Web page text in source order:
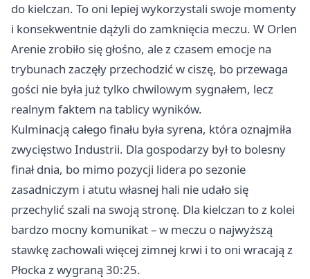
do kielczan. To oni lepiej wykorzystali swoje momenty
i konsekwentnie dążyli do zamknięcia meczu. W Orlen
Arenie zrobiło się głośno, ale z czasem emocje na
trybunach zaczęły przechodzić w ciszę, bo przewaga
gości nie była już tylko chwilowym sygnałem, lecz
realnym faktem na tablicy wyników.
Kulminacją całego finału była syrena, która oznajmiła
zwycięstwo Industrii. Dla gospodarzy był to bolesny
finał dnia, bo mimo pozycji lidera po sezonie
zasadniczym i atutu własnej hali nie udało się
przechylić szali na swoją stronę. Dla kielczan to z kolei
bardzo mocny komunikat – w meczu o najwyższą
stawkę zachowali więcej zimnej krwi i to oni wracają z
Płocka z wygraną 30:25.